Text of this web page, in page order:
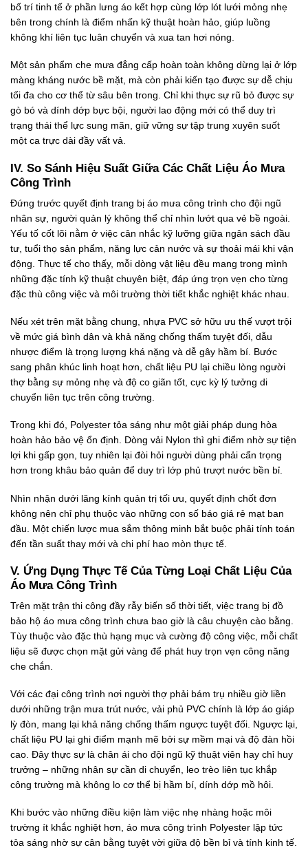
bố trí tinh tế ở phần lưng áo kết hợp cùng lớp lót lưới mỏng nhẹ
bên trong chính là điểm nhấn kỹ thuật hoàn hảo, giúp luồng
không khí liên tục luân chuyển và xua tan hơi nóng.
Một sản phẩm che mưa đẳng cấp hoàn toàn không dừng lại ở lớp
màng kháng nước bề mặt, mà còn phải kiến tạo được sự dễ chịu
tối đa cho cơ thể từ sâu bên trong. Chỉ khi thực sự rũ bỏ được sự
gò bó và dính dớp bực bội, người lao động mới có thể duy trì
trạng thái thể lực sung mãn, giữ vững sự tập trung xuyên suốt
một ca trực dài đầy vất vả.
IV. So Sánh Hiệu Suất Giữa Các Chất Liệu Áo Mưa
Công Trình
Đứng trước quyết định trang bị áo mưa công trình cho đội ngũ
nhân sự, người quản lý không thể chỉ nhìn lướt qua vẻ bề ngoài.
Yếu tố cốt lõi nằm ở việc cân nhắc kỹ lưỡng giữa ngân sách đầu
tư, tuổi thọ sản phẩm, năng lực cản nước và sự thoải mái khi vận
động. Thực tế cho thấy, mỗi dòng vật liệu đều mang trong mình
những đặc tính kỹ thuật chuyên biệt, đáp ứng trọn vẹn cho từng
đặc thù công việc và môi trường thời tiết khắc nghiệt khác nhau.
Nếu xét trên mặt bằng chung, nhựa PVC sở hữu ưu thế vượt trội
về mức giá bình dân và khả năng chống thấm tuyệt đối, dẫu
nhược điểm là trọng lượng khá nặng và dễ gây hầm bí. Bước
sang phân khúc linh hoạt hơn, chất liệu PU lại chiều lòng người
thợ bằng sự mỏng nhẹ và độ co giãn tốt, cực kỳ lý tưởng di
chuyển liên tục trên công trường.
Trong khi đó, Polyester tỏa sáng như một giải pháp dung hòa
hoàn hảo bảo vệ ổn định. Dòng vải Nylon thì ghi điểm nhờ sự tiện
lợi khi gấp gọn, tuy nhiên lại đòi hỏi người dùng phải cẩn trọng
hơn trong khâu bảo quản để duy trì lớp phủ trượt nước bền bỉ.
Nhìn nhận dưới lăng kính quản trị tối ưu, quyết định chốt đơn
không nên chỉ phụ thuộc vào những con số báo giá rẻ mạt ban
đầu. Một chiến lược mua sắm thông minh bắt buộc phải tính toán
đến tần suất thay mới và chi phí hao mòn thực tế.
V. Ứng Dụng Thực Tế Của Từng Loại Chất Liệu Của
Áo Mưa Công Trình
Trên mặt trận thi công đầy rẫy biến số thời tiết, việc trang bị đồ
bảo hộ áo mưa công trình chưa bao giờ là câu chuyện cào bằng.
Tùy thuộc vào đặc thù hạng mục và cường độ công việc, mỗi chất
liệu sẽ được chọn mặt gửi vàng để phát huy trọn vẹn công năng
che chắn.
Với các đại công trình nơi người thợ phải bám trụ nhiều giờ liền
dưới những trận mưa trút nước, vải phủ PVC chính là lớp áo giáp
lỳ đòn, mang lại khả năng chống thấm ngược tuyệt đối. Ngược lại,
chất liệu PU lại ghi điểm mạnh mẽ bởi sự mềm mại và độ đàn hồi
cao. Đây thực sự là chân ái cho đội ngũ kỹ thuật viên hay chỉ huy
trưởng – những nhân sự cần di chuyển, leo trèo liên tục khắp
công trường mà không lo cơ thể bị hầm bí, dính dớp mồ hôi.
Khi bước vào những điều kiện làm việc nhẹ nhàng hoặc môi
trường ít khắc nghiệt hơn, áo mưa công trình Polyester lập tức
tỏa sáng nhờ sự cân bằng tuyệt vời giữa độ bền bỉ và tính kinh tế.